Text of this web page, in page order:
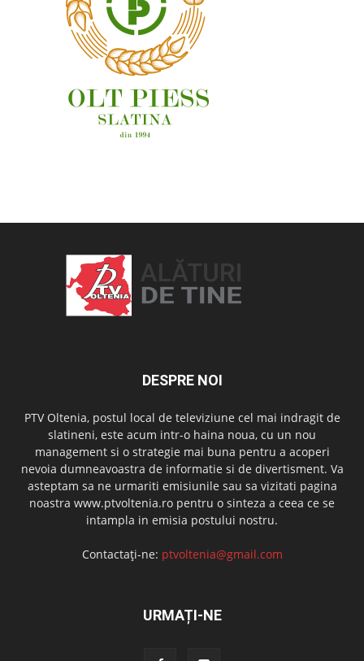
DESPRE NOI
PTV Oltenia, postul local de televiziune cel mai indragit de
slatineni, este acum intr-o haina noua, cu un nou
management si o strategie mai buna pentru a acoperi
nevoia dumneavoastra de informatie si de divertisment. Va
asteptam sa ne urmariti emisiunile sau sa vizitati pagina
noastra www.ptvoltenia.ro pentru o sinteza a ceea ce se
intampla in emisia postului nostru.
Contactați-ne: ptvoltenia@gmail.com
URMAȚI-NE